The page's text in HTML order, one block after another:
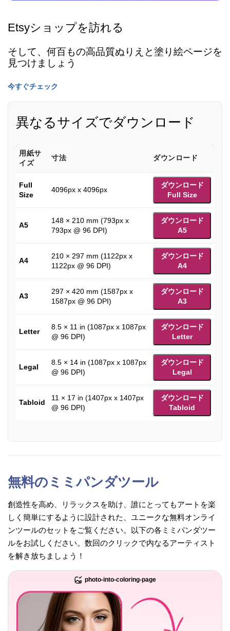
Etsyショップを訪れる
そして、何百もの高品質ぬりえと塗り絵ページを
見つけましょう
今すぐチェック
異なるサイズでダウンロード
用紙サ
イズ
寸法 ダウンロード
Full
Size
4096px x 4096px
ダウンロード
Full Size
A5
148 × 210 mm (793px x
793px @ 96 DPI)
ダウンロード
A5
A4
210 × 297 mm (1122px x
1122px @ 96 DPI)
ダウンロード
A4
A3
297 × 420 mm (1587px x
1587px @ 96 DPI)
ダウンロード
A3
Letter
8.5 × 11 in (1087px x 1087px
@ 96 DPI)
ダウンロード
Letter
Legal
8.5 × 14 in (1087px x 1087px
@ 96 DPI)
ダウンロード
Legal
Tabloid
11 × 17 in (1407px x 1407px
@ 96 DPI)
ダウンロード
Tabloid
無料のミミパンダツール
創造性を高め、リラックスを助け、誰にとってもアートを楽
しく簡単にするように設計された、ユニークな無料オンライ
ンツールのセットをご覧ください。以下の各ミミパンダツー
ルをお試しください。数回のクリックで内なるアーティスト
を解き放ちましょう！
photo-into-coloring-page